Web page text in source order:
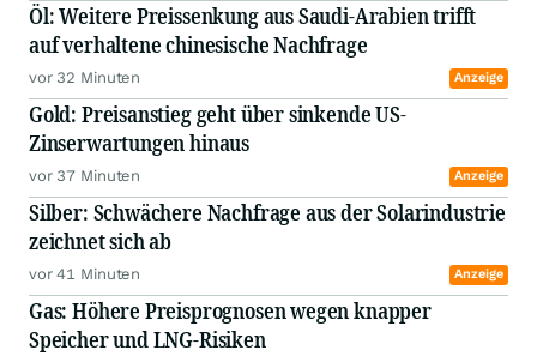
Öl: Weitere Preissenkung aus Saudi-Arabien trifft
auf verhaltene chinesische Nachfrage
vor 32 Minuten Anzeige
Gold: Preisanstieg geht über sinkende US-
Zinserwartungen hinaus
vor 37 Minuten Anzeige
Silber: Schwächere Nachfrage aus der Solarindustrie
zeichnet sich ab
vor 41 Minuten Anzeige
Gas: Höhere Preisprognosen wegen knapper
Speicher und LNG-Risiken